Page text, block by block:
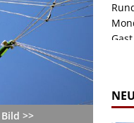
>>
wir bei herrlichem